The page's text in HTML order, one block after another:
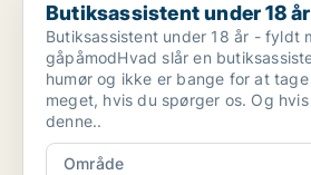
Butiksassistent under 18
Butiksassistent under 18 år - fyldt
gåpåmodHvad slår en
humør og ikke er bange for at
meget, hvis du spørger os. Og
denne..
Område